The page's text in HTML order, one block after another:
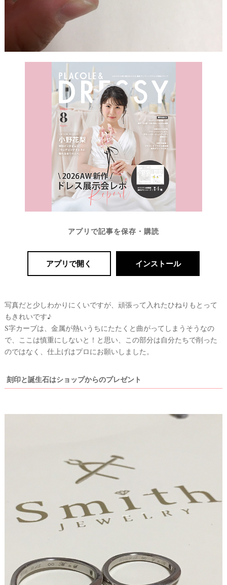
アプリで記事を保存・購読
アプリで開く インストール
写真だと少しわかりにくいですが、頑張って入れたひねりもとって
もきれいです♪
S字カーブは、金属が熱いうちにたたくと曲がってしまうそうなの
で、ここは慎重にしないと！と思い、この部分は自分たちで削った
のではなく、仕上げはプロにお願いしました。
刻印と誕生石はショップからのプレゼント